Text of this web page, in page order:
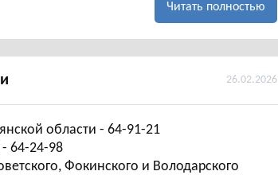
Читать полностью
26.02.2026
области - 64-91-21
64-24-98
Фокинского и Володарского